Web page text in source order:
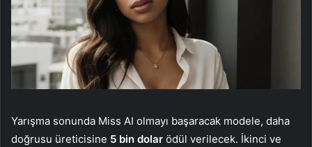
Yarışma sonunda Miss AI olmayı başaracak modele, daha
doğrusu üreticisine 5 bin dolar ödül verilecek. İkinci ve